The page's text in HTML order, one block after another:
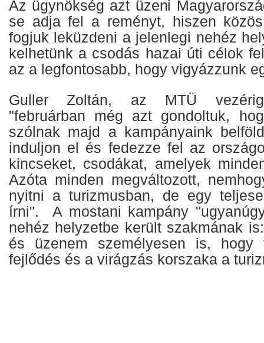
Az ügynökség azt üzeni
se adja fel a reményt, hiszen
fogjuk leküzdeni a jelenlegi nehéz
kelhetünk a csodás hazai úti célok
az a legfontosabb, hogy vigyázzunk
Guller Zoltán, az MTÜ
"februárban még azt gondoltuk,
szólnak majd a kampányaink
induljon el és fedezze fel az
kincseket, csodákat, amelyek
Azóta minden megváltozott,
nyitni a turizmusban, de egy
írni". A mostani kampány
nehéz helyzetbe került szakmának
és üzenem személyesen is, hogy
fejlődés és a virágzás korszaka a